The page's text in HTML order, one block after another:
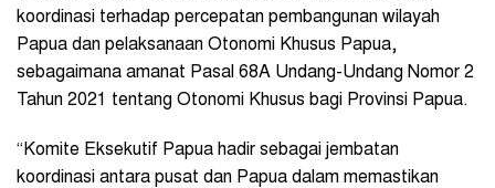
koordinasi terhadap percepatan pembangunan wilayah
Papua dan pelaksanaan Otonomi Khusus Papua,
sebagaimana amanat Pasal 68A Undang-Undang Nomor 2
Tahun 2021 tentang Otonomi Khusus bagi Provinsi Papua.
“Komite Eksekutif Papua hadir sebagai jembatan
koordinasi antara pusat dan Papua dalam memastikan